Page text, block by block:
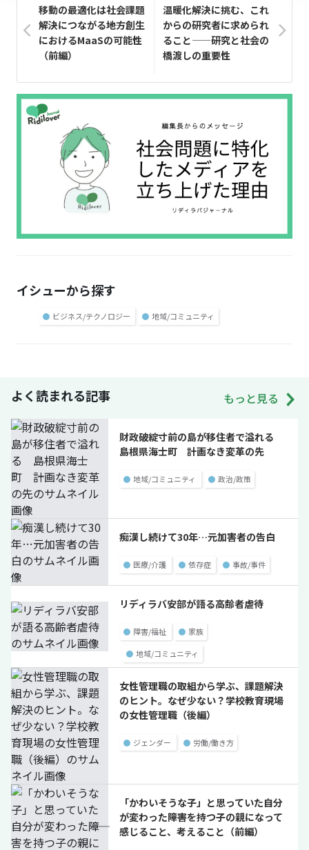
移動の最適化は社会課題
解決につながる――地方創生
におけるMaaSの可能性
（前編）
温暖化解決に挑む、これ
からの研究者に求められ
ること——研究と社会の
橋渡しの重要性
イシューから探す
● ビジネス/テクノロジー ● 地域/コミュニティ
よく読まれる記事 もっと見る
財政破綻寸前の島が移住者で溢れる
島根県海士町 計画なき変革の先
● 地域/コミュニティ ● 政治/政策
痴漢し続けて30年…元加害者の告白
● 医療/介護 ● 依存症 ● 事故/事件
リディラバ安部が語る高齢者虐待
● 障害/福祉 ● 家族
● 地域/コミュニティ
女性管理職の取組から学ぶ、課題解決
のヒント。なぜ少ない？学校教育現場
の女性管理職（後編）
● ジェンダー ● 労働/働き方
「かわいそうな子」と思っていた自分
が変わった――障害を持つ子の親になって
感じること、考えること（前編）